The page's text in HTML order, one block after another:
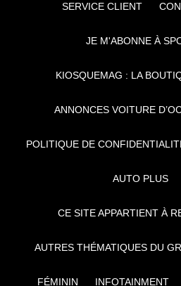
SERVICE CLIENT
JE M'ABONNE À
KIOSQUEMAG : LA
ANNONCES VOITURE
POLITIQUE DE
AUTO PLUS
CE SITE APPARTIENT À
AUTRES THÉMATIQUES DU
FÉMININ INFOTAINMENT